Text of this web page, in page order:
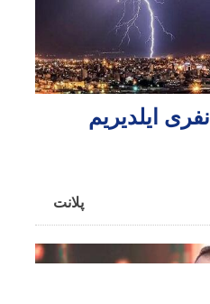
هیندیستان‌دا ۲۰ نفری ایلدیریم
پلانت